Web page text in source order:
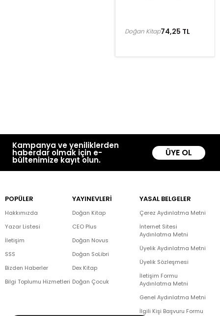
74,25 TL
Doğan Kitap
Kampanya ve yeniliklerden
haberdar olmak için e-
bültenimize kayıt olun.
ÜYE OL
POPÜLER
Hakkımızda
Yazar Listesi
İletişim
SSS
Bizden Haberler
Bilgi Toplumu Hizmetleri
YAYINEVLERİ
Doğan Kitap
CEO Plus
Doğan Novus
Doğan SoLibri
Dex Kitap
Doğan Çocuk
YASAL BELGELER
Çerez Aydınlatma Metni
İnternet Sitesi
Aydınlatma Metni
Üyelik Aydınlatma Metni
Üyelik Sözleşmesi
İletişim Formu
Aydınlatma Metni
Genel Aydınlatma Metni
İlgili Kişi Başvuru Formu